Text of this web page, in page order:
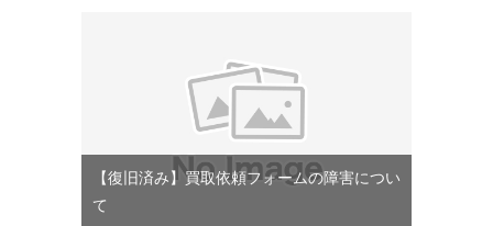
【復旧済み】買取依頼フォームの障害につい
て